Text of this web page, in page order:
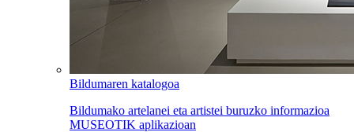
Bildumaren katalogoa
Bildumako artelanei eta artistei buruzko informazioa
MUSEOTIK aplikazioan